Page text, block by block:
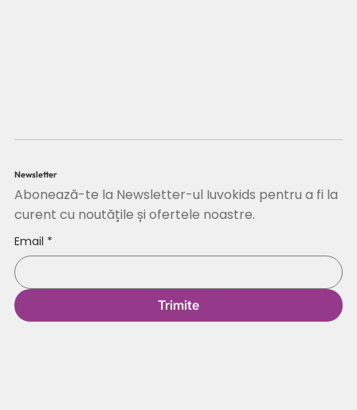
Newsletter
Abonează-te la Newsletter-ul Iuvokids pentru a fi la
curent cu noutățile și ofertele noastre.
Email *
Trimite